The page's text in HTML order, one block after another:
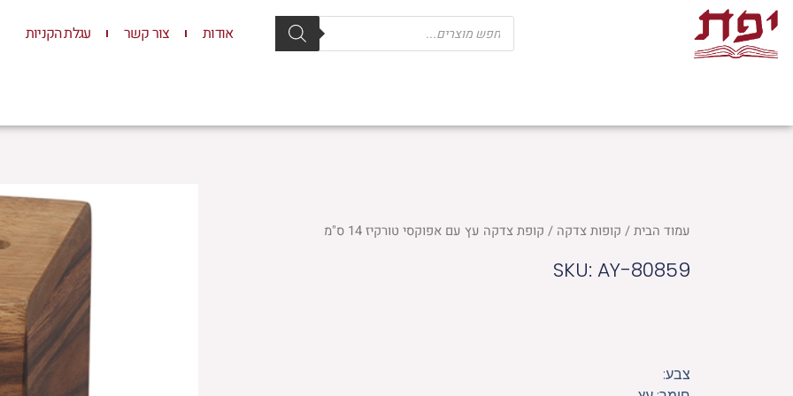
דילוג
לתוכן
Products
search אודות צור קשר עגלת הקניות
עמוד הבית/ קופות צדקה / קופת צדקה עץ עם אפוקסי טורקיז 14 ס"מ
SKU: AY-80859
צבע: